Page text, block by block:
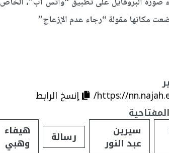
مكانها مقولة “رجاء عدم الإزعاج”
https://
إنسخ الرابط
سيرين
عبد النور رسالة هيفاء
وهبي